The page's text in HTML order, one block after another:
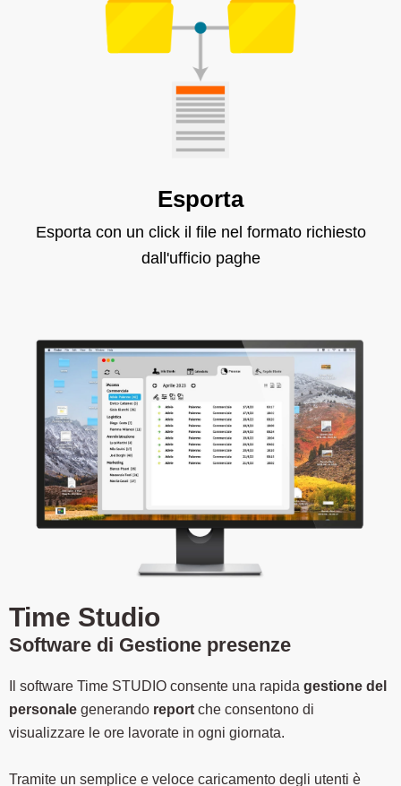
Esporta
Esporta con un click il file nel formato richiesto
dall'ufficio paghe
Time Studio
Software di Gestione presenze
Il software Time STUDIO consente una rapida gestione del
personale generando report che consentono di
visualizzare le ore lavorate in ogni giornata.
Tramite un semplice e veloce caricamento degli utenti è